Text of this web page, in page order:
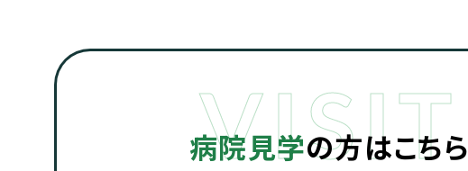
病院見学の方はこちら